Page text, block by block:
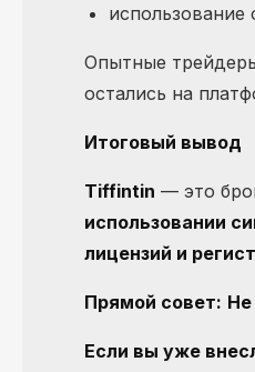
Опытные
остались на
Итоговый вывод
Tiffintin — это
использовании
лицензий и
Прямой совет: Не
Если вы уже